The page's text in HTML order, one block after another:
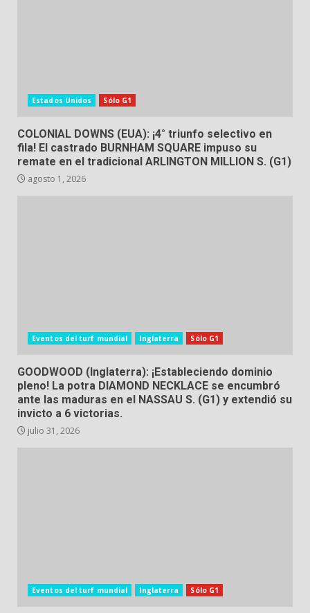
Estados Unidos Sólo G1
COLONIAL DOWNS (EUA): ¡4° triunfo selectivo en
fila! El castrado BURNHAM SQUARE impuso su
remate en el tradicional ARLINGTON MILLION S. (G1)
agosto 1, 2026
Eventos del turf mundial Inglaterra Sólo G1
GOODWOOD (Inglaterra): ¡Estableciendo dominio
pleno! La potra DIAMOND NECKLACE se encumbró
ante las maduras en el NASSAU S. (G1) y extendió su
invicto a 6 victorias.
julio 31, 2026
Eventos del turf mundial Inglaterra Sólo G1